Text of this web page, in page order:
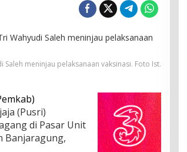
meninjau pelaksanaan vaksinasi. Foto Ist.
(Pusri)
di Pasar Unit
Banjaragung,